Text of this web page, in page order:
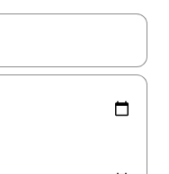
mit den